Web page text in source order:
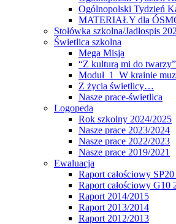
Ogólnopolski Tydzień
MATERIAŁY dla
Stołówka szkolna/Jadłospis
Świetlica szkolna
Mega Misja
“Z kulturą mi do twarzy”
Moduł 1 W krainie muz
Z życia świetlicy…
Nasze prace-świetlica
Logopeda
Rok szkolny 2024/2025
Nasze prace 2023/2024
Nasze prace 2022/2023
Nasze prace 2019/2021
Ewaluacja
Raport całościowy
Raport całościowy G10
Raport 2014/2015
Raport 2013/2014
Raport 2012/2013